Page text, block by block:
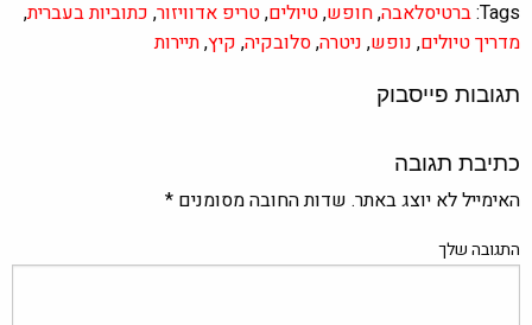
Tags: ברטיסלאבה,חופש,טיולים,טריפ אדוויזור, כתוביות בעברית,
מדריך טיולים, נופש, ניטרה,סלובקיה, קיץ,תיירות
תגובות פייסבוק
כתיבת תגובה
האימייל לא יוצג באתר. שדות החובה מסומנים *
התגובה שלך